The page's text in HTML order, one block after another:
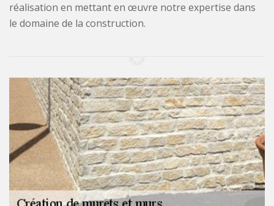
réalisation en mettant en œuvre notre expertise dans
le domaine de la construction.